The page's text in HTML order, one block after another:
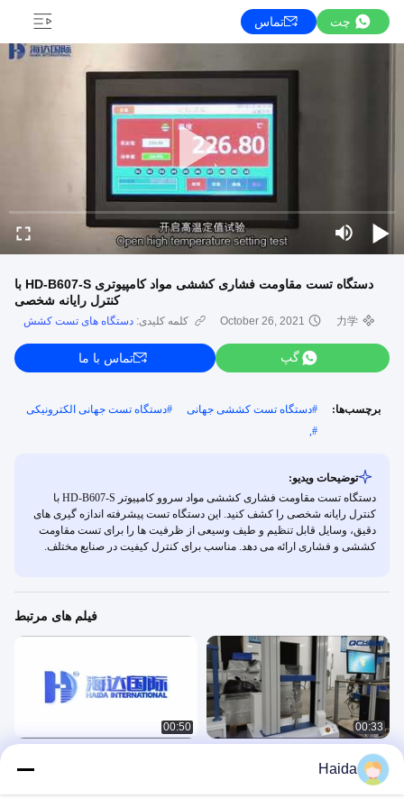
چت تماس
دستگاه تست مقاومت فشاری کششی مواد کامپیوتری HD-B607-S با
کنترل رایانه شخصی
力学
October 26, 2021 کلمه کلیدی: دستگاه های تست کشش
گپ تماس با ما
برچسب‌ها: #دستگاه تست کششی جهانی #دستگاه تست جهانی الکترونیکی
#
,
توضیحات ویدیو:
دستگاه تست مقاومت فشاری کششی مواد سروو کامپیوتر HD-B607-S با
کنترل رایانه شخصی را کشف کنید. این دستگاه تست پیشرفته اندازه گیری های
دقیق، وسایل قابل تنظیم و طیف وسیعی از ظرفیت ها را برای تست مقاومت
کششی و فشاری ارائه می دهد. مناسب برای کنترل کیفیت در صنایع مختلف.
فیلم های مرتبط
00:33
00:50
力学
Haida